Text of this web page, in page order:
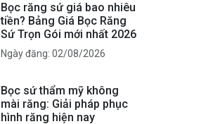
Bọc răng sứ giá bao nhiêu
tiền? Bảng Giá Bọc Răng
Sứ Trọn Gói mới nhất 2026
Ngày đăng: 02/08/2026
Bọc sứ thẩm mỹ không
mài răng: Giải pháp phục
hình răng hiện nay